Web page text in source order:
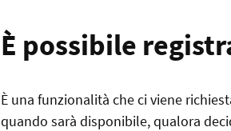
È possibile
È una funzionalità che ci viene
quando sarà disponibile, qualora